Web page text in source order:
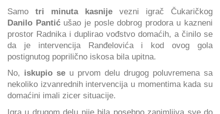
Samo tri minuta kasnije vezni igrač Čukaričkog
Danilo Pantić ušao je posle dobrog prodora u kazneni
prostor Radnika i duplirao vođstvo domaćih, a činilo se
da je intervencija Ranđelovića i kod ovog gola
postignutog poprilično iskosa bila upitna.
No, iskupio se u prvom delu drugog poluvremena sa
nekoliko izvanrednih intervencija u momentima kada su
domaćini imali zicer situacije.
Igra u drugom delu nije bila posebno zanimljiva sve do